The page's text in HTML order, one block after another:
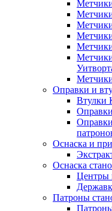
Оправки и
Втулки
Оснаска и
Оснаска
Центры
Патроны